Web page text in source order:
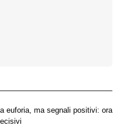
euforia, ma segnali positivi: ora